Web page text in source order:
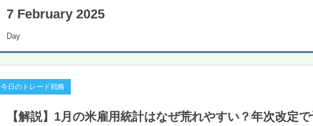
7 February 2025
Day
今日のトレード戦略
【解説】1月の米雇用統計はなぜ荒れやすい？年次改定